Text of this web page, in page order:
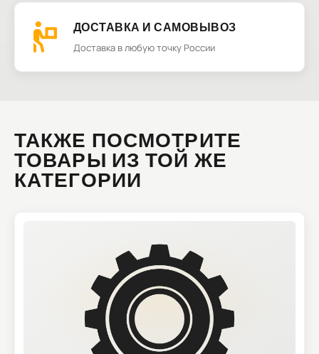
ДОСТАВКА И САМОВЫВОЗ
Доставка в любую точку России
ТАКЖЕ ПОСМОТРИТЕ
ТОВАРЫ ИЗ ТОЙ ЖЕ
КАТЕГОРИИ